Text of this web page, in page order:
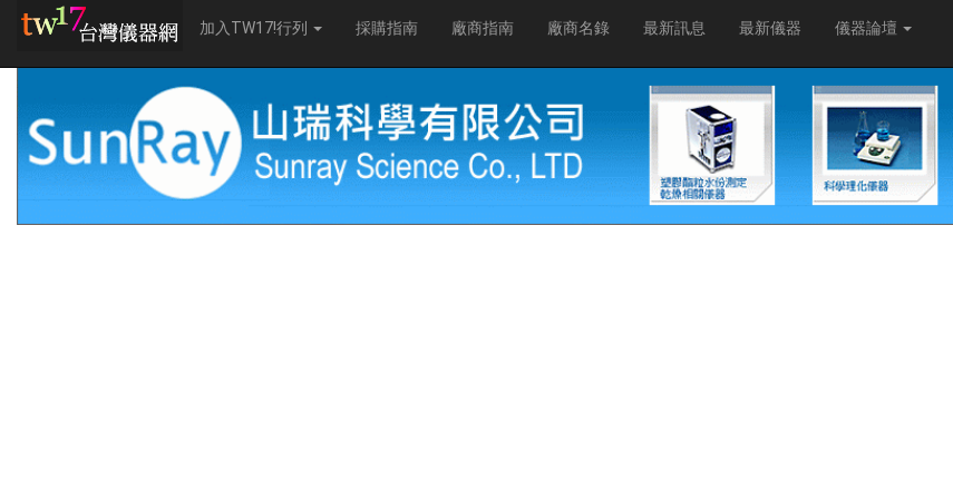
加入TW17!行列 採購指南 廠商指南 廠商名錄 最新訊息 最新儀器 儀器論壇